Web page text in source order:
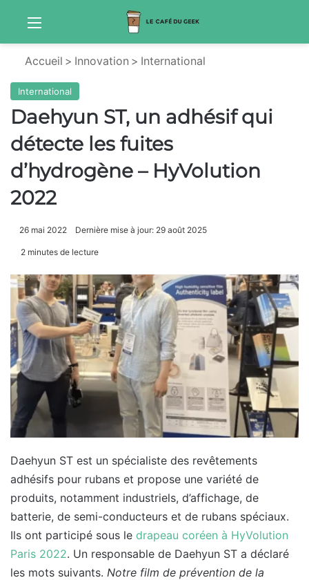
Menu
Accueil > Innovation > International
International
Daehyun ST, un adhésif qui
détecte les fuites
d’hydrogène – HyVolution
2022
26 mai 2022 Dernière mise à jour: 29 août 2025
2 minutes de lecture
Daehyun ST est un spécialiste des revêtements
adhésifs pour rubans et propose une variété de
produits, notamment industriels, d’affichage, de
batterie, de semi-conducteurs et de rubans spéciaux.
Ils ont participé sous le drapeau coréen à HyVolution
Paris 2022. Un responsable de Daehyun ST a déclaré
les mots suivants. Notre film de prévention de la